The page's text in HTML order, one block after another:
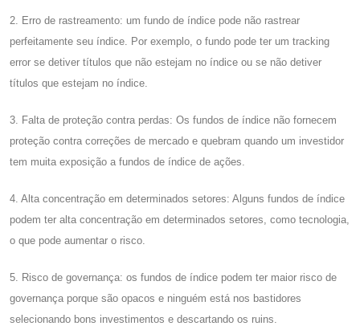
2. Erro de rastreamento: um fundo de índice pode não rastrear
perfeitamente seu índice. Por exemplo, o fundo pode ter um tracking
error se detiver títulos que não estejam no índice ou se não detiver
títulos que estejam no índice.
3. Falta de proteção contra perdas: Os fundos de índice não fornecem
proteção contra correções de mercado e quebram quando um investidor
tem muita exposição a fundos de índice de ações.
4. Alta concentração em determinados setores: Alguns fundos de índice
podem ter alta concentração em determinados setores, como tecnologia,
o que pode aumentar o risco.
5. Risco de governança: os fundos de índice podem ter maior risco de
governança porque são opacos e ninguém está nos bastidores
selecionando bons investimentos e descartando os ruins.